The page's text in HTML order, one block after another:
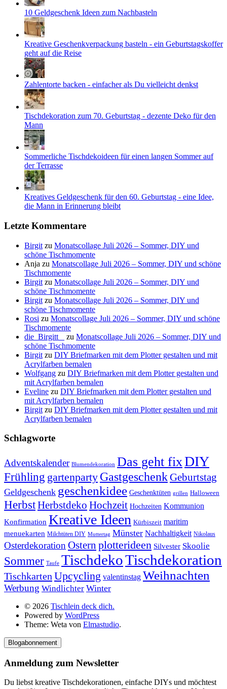
10 Geldgeschenk Ideen zum Nachbasteln
Kreative Geschenkverpackung basteln - ein Geburtstagskoffer
geht auf die Reise
Zahlentorte backen - einfacher als Du vielleicht denkst
Tischdekoration zum 70. Geburtstag - dezente Deko für den
Mann
Sommerliche Tischdekoideen für einen langen Sommer auf
der Terrasse
Kreatives Geldgeschenk für den 60. Geburtstag - eine Idee,
die Mann in Erinnerung bleibt
Letzte Kommentare
Birgit zu Monatscollage Juli 2026 – Sommer, DIY und
schöne Tischmomente
Anja zu Monatscollage Juli 2026 – Sommer, DIY und schöne
Tischmomente
Birgit zu Monatscollage Juli 2026 – Sommer, DIY und
schöne Tischmomente
Birgit zu Monatscollage Juli 2026 – Sommer, DIY und
schöne Tischmomente
Rosi zu Monatscollage Juli 2026 – Sommer, DIY und schöne
Tischmomente
die_Birgitt _
zu Monatscollage Juli 2026 – Sommer, DIY und
schöne Tischmomente
Birgit zu DIY Briefmarken mit dem Plotter gestalten und mit
Acrylfarben bemalen
Wolfgang zu DIY Briefmarken mit dem Plotter gestalten und
mit Acrylfarben bemalen
Eveline zu DIY Briefmarken mit dem Plotter gestalten und
mit Acrylfarben bemalen
Birgit zu DIY Briefmarken mit dem Plotter gestalten und mit
Acrylfarben bemalen
Schlagworte
Adventskalender Blumendekoration Das geht fixDIY
Frühling gartenparty GastgeschenkGeburtstag
Geldgeschenk geschenkidee Geschenktüten grillen Halloween
HerbstHerbstdeko Hochzeit Hochzeiten Kommunion
Konfirmation Kreative Ideen Kürbiszeit maritim
menuekarten Milchtüten DIY Muttertag Münster Nachhaltigkeit Nikolaus
Osterdekoration Ostern plotterideen Silvester Skoolie
Sommer Taufe TischdekoTischdekoration
Tischkarten Upcycling valentinstag Weihnachten
Werbung Windlichter Winter
© 2026 Tischlein deck dich.
Powered by WordPress
Theme: Weta von Elmastudio.
Blogabonnement
Anmeldung zum Newsletter
Du liebst kreative Tischdekorationen, einfache DIYs und möchtest